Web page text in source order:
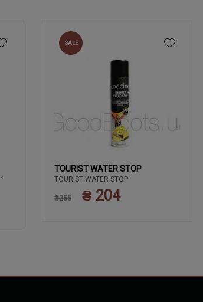
SALE
TOURIST WATER STOP
TOURIST WATER STOP
₴255 ₴ 204